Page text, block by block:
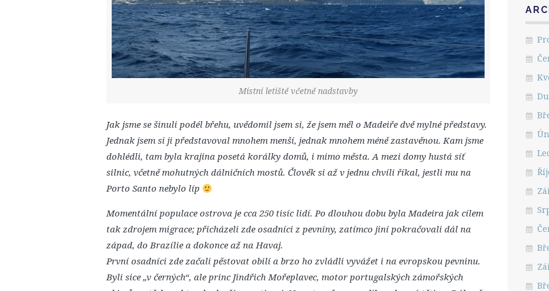
Místní letiště včetně nadstavby
Jak jsme se šinuli podél břehu, uvědomil jsem si, že jsem měl o Madeiře dvě mylné představy.
Jednak jsem si ji představoval mnohem menší, jednak mnohem méně zastavěnou. Kam jsme
dohlédli, tam byla krajina posetá korálky domů, i mimo města. A mezi domy hustá síť
silnic, včetně mohutných dálničních mostů. Člověk si až v jednu chvíli říkal, jestli mu na
Porto Santo nebylo líp
Momentální populace ostrova je cca 250 tisíc lidí. Po dlouhou dobu byla Madeira jak cílem
tak zdrojem migrace; přicházeli zde osadníci z pevniny, zatímco jiní pokračovali dál na
západ, do Brazílie a dokonce až na Havaj.
První osadníci zde začali pěstovat obilí a brzo ho zvládli vyvážet i na evropskou pevninu.
Byli sice „v černých“, ale princ Jindřich Mořeplavec, motor portugalských zámořských